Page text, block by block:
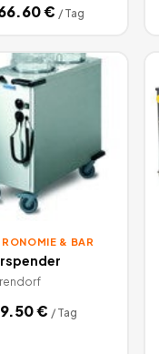
€ / Tag
& BAR
€ / Tag